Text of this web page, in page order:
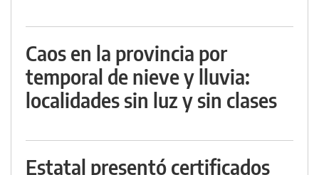
Caos en la provincia por
temporal de nieve y lluvia:
localidades sin luz y sin clases
Estatal presentó certificados